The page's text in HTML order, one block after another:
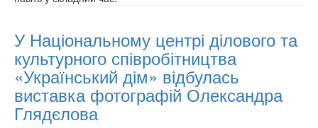
У Національному центрі ділового та
культурного співробітництва
«Український дім» відбулась
виставка фотографій Олександра
Глядєлова